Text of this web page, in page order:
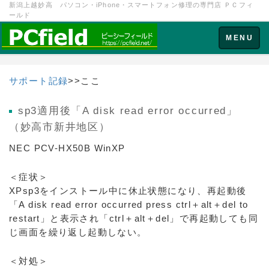
新潟上越妙高 パソコン・iPhone・スマートフォン修理の専門店 ＰＣフィ
ールド
Toggle
navigation
MENU
サポート記録>>ここ
sp3適用後「A disk read error occurred」
（妙高市新井地区）
NEC PCV-HX50B WinXP
＜症状＞
XPsp3をインストール中に休止状態になり、再起動後
「A disk read error occurred press ctrl＋alt＋del to
restart」と表示され「ctrl＋alt＋del」で再起動しても同
じ画面を繰り返し起動しない。
＜対処＞